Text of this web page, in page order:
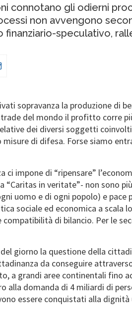
connotano gli odierni
non avvengono
finanziario-speculativo,
sopravanza la produzione di
del mondo il profitto corre
dei diversi soggetti
di difesa. Forse siamo
ci impone di “ripensare”
“Caritas in veritate”- non sono
uomo e di ogni popolo) e
sociale ed economica a scala
di bilancio. Per le
del giorno la questione della
da conseguire
a grandi aree continentali fino
alla domanda di 4 miliardi di
essere conquistati alla